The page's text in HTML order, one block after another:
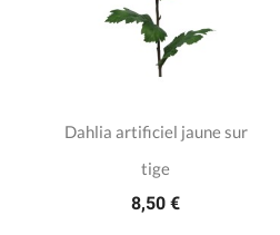
Dahlia artificiel jaune sur
tige
8,50 €